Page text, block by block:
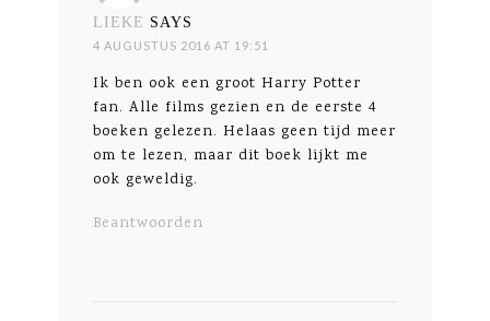
LIEKE SAYS
4 AUGUSTUS 2016 AT 19:51
Ik ben ook een groot Harry Potter
fan. Alle films gezien en de eerste 4
boeken gelezen. Helaas geen tijd meer
om te lezen, maar dit boek lijkt me
ook geweldig.
Beantwoorden